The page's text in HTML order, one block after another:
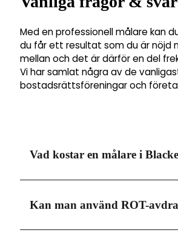
Med en professionell målare kan
du får ett resultat som du är nöjd
mellan och det är därför en del
Vi har samlat några av de
bostadsrättsföreningar och
Vad kostar en målare i
Målare i Blackeberg tar lite olika
så mycket som mellan 600-
och det är viktigt att du anlitar
Kan man använd ROT-